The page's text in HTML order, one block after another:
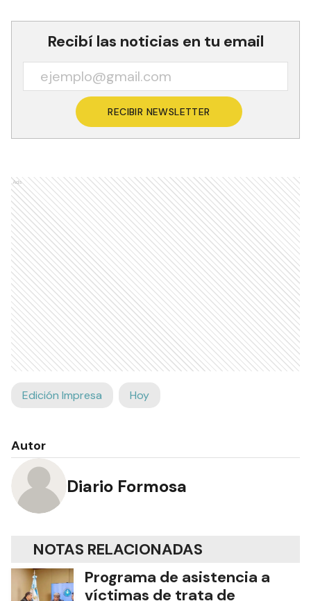
Recibí las noticias en tu email
RECIBIR NEWSLETTER
Ads
Edición Impresa Hoy
Autor
Diario Formosa
NOTAS RELACIONADAS
Programa de asistencia a
víctimas de trata de